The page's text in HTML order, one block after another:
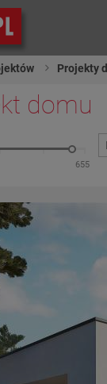
Projekty
domu